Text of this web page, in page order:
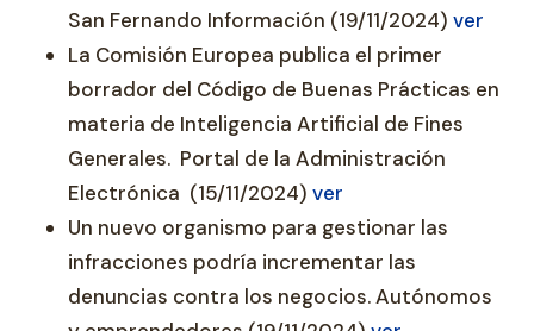
San Fernando Información (19/11/2024) ver
La Comisión Europea publica el primer
borrador del Código de Buenas Prácticas en
materia de Inteligencia Artificial de Fines
Generales. Portal de la Administración
Electrónica (15/11/2024) ver
Un nuevo organismo para gestionar las
infracciones podría incrementar las
denuncias contra los negocios. Autónomos